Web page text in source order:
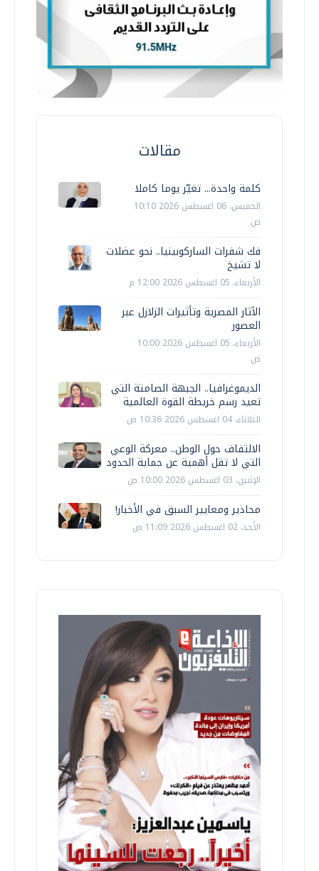
مقالات
كلمة واحدة... تغيّر يوما كاملا
الخميس، 06 اغسطس 2026 10:10
ص
فك شفرات الساركوبينيا.. نحو عضلات
لا تشيخ
الأربعاء، 05 اغسطس 2026 12:00 م
الآثار المصرية وتأثيرات الزلازل عبر
العصور
الأربعاء، 05 اغسطس 2026 10:00
ص
الديموغرافيا.. الجبهة الصامتة التي
تعيد رسم خريطة القوة العالمية
الثلاثاء، 04 اغسطس 2026 10:36 ص
الالتفاف حول الوطن.. معركة الوعي
التي لا تقل أهمية عن حماية الحدود
الإثنين، 03 اغسطس 2026 10:00 ص
محاذير ومعايير السبق في الأخبار!
الأحد، 02 اغسطس 2026 11:09 ص